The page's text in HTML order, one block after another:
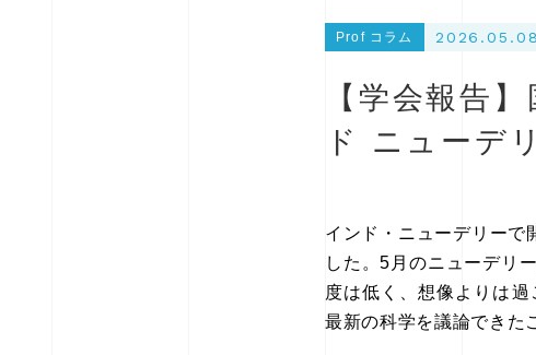
Prof コラム 2026.05.08
【学会報告
ド ニューデ
インド・ニューデリーで
した。5月のニューデリ
度は低く、想像よりは
最新の科学を議論できた